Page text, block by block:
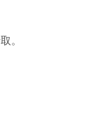
。